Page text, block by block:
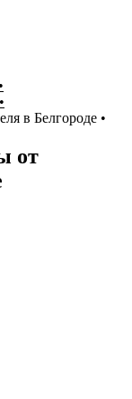
•
•
в Белгороде •
от